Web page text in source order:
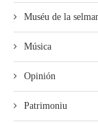
Muséu de la
Música
Opinión
Patrimoniu